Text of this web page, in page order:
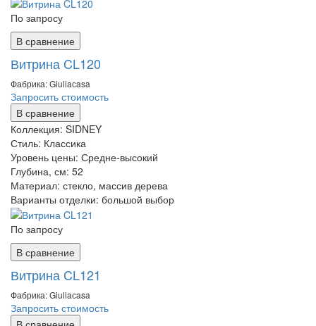
По запросу
В сравнение
Витрина CL120
Фабрика: Giuliaсasa
Запросить стоимость
В сравнение
Коллекция: SIDNEY
Стиль: Классика
Уровень цены: Средне-высокий
Глубина, см: 52
Материал: стекло, массив дерева
Варианты отделки: большой выбор
По запросу
В сравнение
Витрина CL121
Фабрика: Giuliaсasa
Запросить стоимость